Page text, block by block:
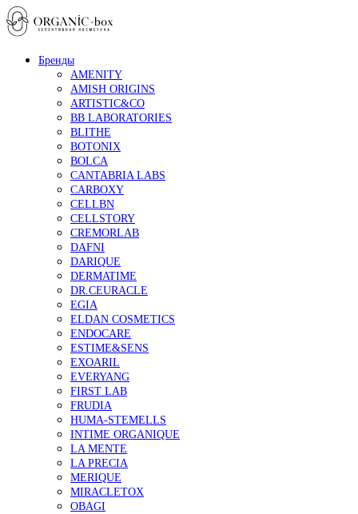
Бренды
AMENITY
AMISH ORIGINS
ARTISTIC&CO
BB LABORATORIES
BLITHE
BOTONIX
BOLCA
CANTABRIA LABS
CARBOXY
CELLBN
CELLSTORY
CREMORLAB
DAFNI
DARIQUE
DERMATIME
DR.CEURACLE
EGIA
ELDAN COSMETICS
ENDOCARE
ESTIME&SENS
EXOARIL
EVERYANG
FIRST LAB
FRUDIA
HUMA-STEMELLS
INTIME ORGANIQUE
LA MENTE
LA PRECIA
MERIQUE
MIRACLETOX
OBAGI